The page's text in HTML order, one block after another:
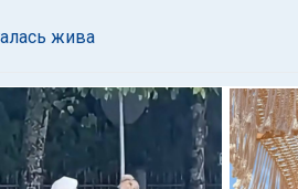
жива